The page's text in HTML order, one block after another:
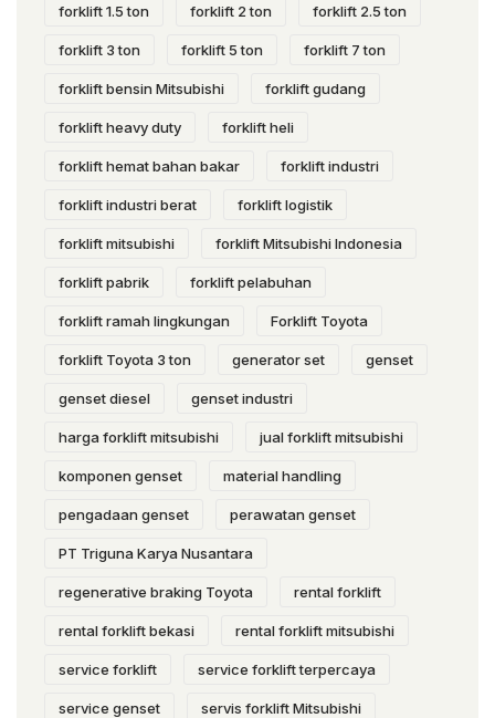
forklift 1.5 ton forklift 2 ton forklift 2.5 ton
forklift 3 ton forklift 5 ton forklift 7 ton
forklift bensin Mitsubishi forklift gudang
forklift heavy duty forklift heli
forklift hemat bahan bakar forklift industri
forklift industri berat forklift logistik
forklift mitsubishi forklift Mitsubishi Indonesia
forklift pabrik forklift pelabuhan
forklift ramah lingkungan Forklift Toyota
forklift Toyota 3 ton generator set genset
genset diesel genset industri
harga forklift mitsubishi jual forklift mitsubishi
komponen genset material handling
pengadaan genset perawatan genset
PT Triguna Karya Nusantara
regenerative braking Toyota rental forklift
rental forklift bekasi rental forklift mitsubishi
service forklift service forklift terpercaya
service genset servis forklift Mitsubishi